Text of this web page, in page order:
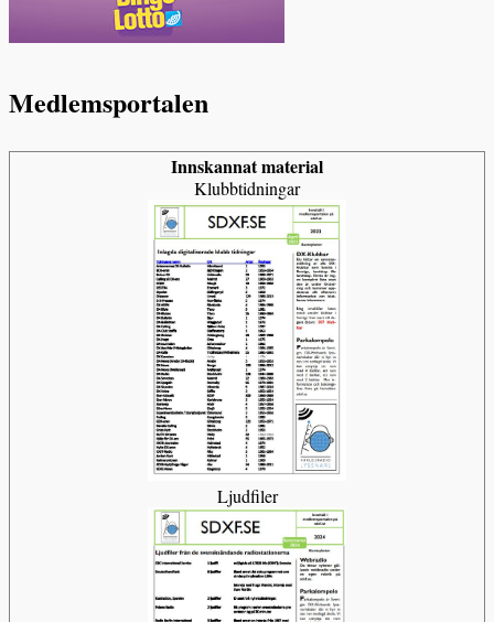
Medlemsportalen
Innskannat material
Klubbtidningar
Ljudfiler